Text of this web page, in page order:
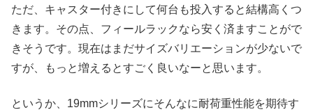
ただ、キャスター付きにして何台も投入すると結構高くつ
きます。その点、フィールラックなら安く済ますことがで
きそうです。現在はまだサイズバリエーションが少ないで
すが、もっと増えるとすごく良いなーと思います。
というか、19mmシリーズにそんなに耐荷重性能を期待す